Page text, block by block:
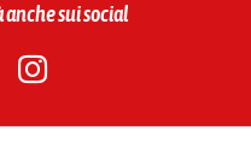
sui social